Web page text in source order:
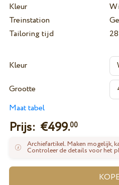
Kleur
Treinstation
Tailoring tijd
Kleur
Grootte
Maat tabel
Prijs: €499.00
Archiefartikel. Maken mogelijk,
Controleer de details voor het